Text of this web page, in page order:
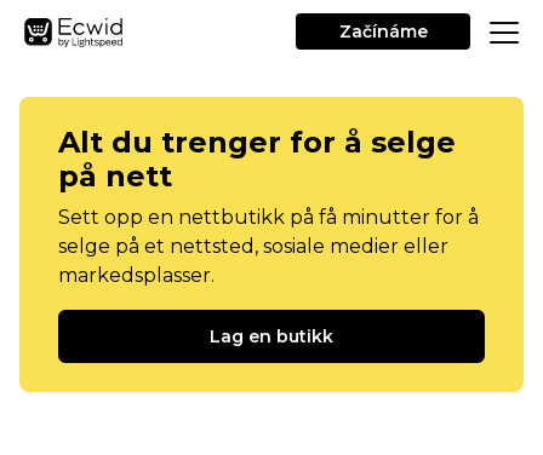
Začínáme
Alt du trenger for å selge
på nett
Sett opp en nettbutikk på få minutter for å
selge på et nettsted, sosiale medier eller
markedsplasser.
Lag en butikk